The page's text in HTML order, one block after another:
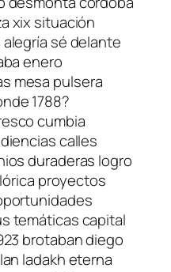
xix situación
sé delante
enero
mesa pulsera
1788?
cumbia
calles
duraderas logro
proyectos
temáticas capital
brotaban diego
ladakh eterna